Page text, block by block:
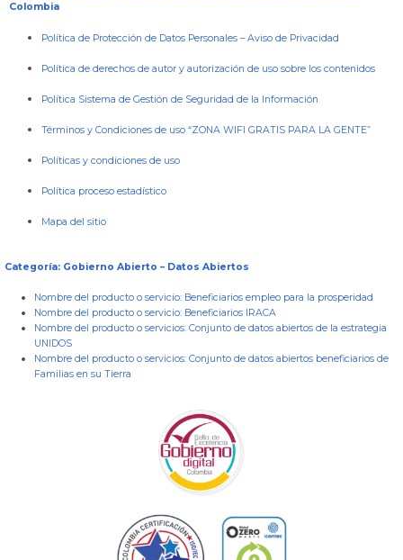
Colombia
Política de Protección de Datos Personales –Aviso de Privacidad
Política de derechos de autor y autorización de uso sobre los contenidos
Política Sistema de Gestión de Seguridad de la Información
Términos y Condiciones de uso “ZONA WIFI GRATIS PARA LA GENTE”
Políticas y condiciones de uso
Política proceso estadístico
Mapa del sitio
Categoría: Gobierno Abierto – Datos Abiertos
Nombre del producto o servicio: Beneficiarios empleo para la prosperidad
Nombre del producto o servicio: Beneficiarios IRACA
Nombre del producto o servicios: Conjunto de datos abiertos de la estrategia
UNIDOS
Nombre del producto o servicios: Conjunto de datos abiertos beneficiarios de
Familias en su Tierra